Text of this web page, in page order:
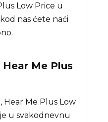
Low Price u
nas ćete naći
Me Plus
Me Plus Low
u svakodnevnu